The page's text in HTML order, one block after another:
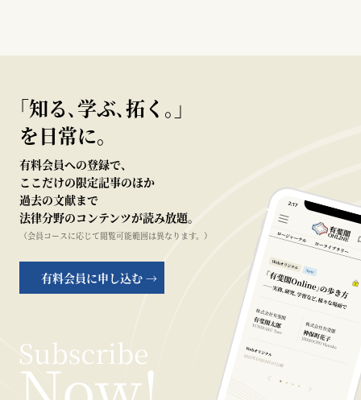
｢知る､学ぶ､拓く｡｣
を日常に。
有料会員への登録で、
ここだけの限定記事のほか
過去の文献まで
法律分野のコンテンツが読み放題。
（会員コースに応じて閲覧可能範囲は異なります。）
有料会員に申し込む →